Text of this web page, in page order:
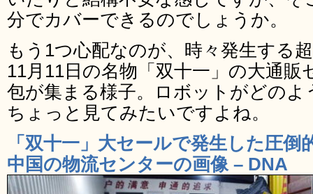
分でカバーできるのでしょうか。
もう1つ心配なのが、時々発生する
11月11日の名物「双十一」の大通販
包が集まる様子。ロボットがどの
ちょっと見てみたいですよね。
「双十一」大セールで発生した圧
中国の物流センターの画像 – DNA